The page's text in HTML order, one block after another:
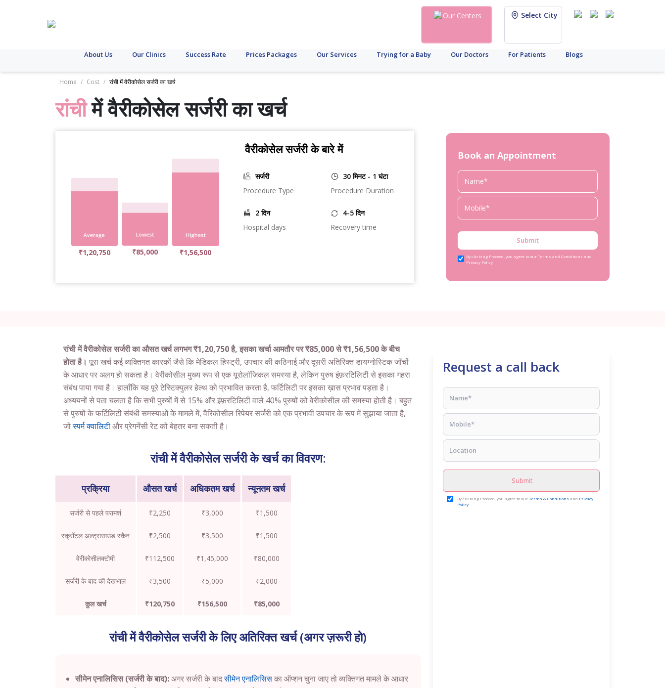
Our Centers Select City
About Us Our Clinics Success Rate Prices Packages Our Services Trying for a Baby Our Doctors For Patients Blogs
Home / Cost / रांची में वैरीकोसेल सर्जरी का खर्च
रांचीमें वैरीकोसेल सर्जरी का खर्च
₹1,20,750 ₹85,000 ₹1,56,500
वैरीकोसेल सर्जरी के बारे में
सर्जरी
Procedure Type
30 मिनट - 1 घंटा
Procedure Duration
2 दिन
Hospital days
4-5 दिन
Recovery time
Book an Appointment
Submit
By clicking Proceed, you agree to our Terms and Conditions and
Privacy Policy
रांची में वैरीकोसेल सर्जरी का औसत खर्च लगभग ₹1,20,750 है, इसका खर्चा आमतौर पर ₹85,000 से ₹1,56,500 के बीच
होता है। पूरा खर्च कई व्यक्तिगत कारकों जैसे कि मेडिकल हिस्ट्री, उपचार की कठिनाई और दूसरी अतिरिक्त डायग्नोस्टिक जाँचों
के आधार पर अलग हो सकता है। वेरीकोसील मुख्य रूप से एक यूरोलॉजिकल समस्या है, लेकिन पुरुष इंफ़रटिलिटी से इसका गहरा
संबंध पाया गया है। हालाँकि यह पूरे टेस्टिक्युलर हेल्थ को प्रभावित करता है, फर्टिलिटी पर इसका ख़ास प्रभाव पड़ता है।
अध्ययनों से पता चलता है कि सभी पुरुषों में से 15% और इंफ़रटिलिटी वाले 40% पुरुषों को वेरीकोसील की समस्या होती है। बहुत
से पुरुषों के फर्टिलिटी संबंधी समस्याओं के मामले में, वैरिकोसील रिपेयर सर्जरी को एक प्रभावी उपचार के रूप में सुझाया जाता है,
जोस्पर्म क्वालिटीऔर प्रेगनेंसी रेट को बेहतर बना सकती है।
रांची में वैरीकोसेल सर्जरी के खर्च का विवरण:
प्रक्रिया औसत खर्च अधिकतम खर्च न्यूनतम खर्च
सर्जरी से पहले परामर्श ₹2,250 ₹3,000 ₹1,500
स्क्रॉटल अल्ट्रासाउंड स्कैन ₹2,500 ₹3,500 ₹1,500
वेरीकोसीलक्टोमी ₹112,500 ₹1,45,000 ₹80,000
सर्जरी के बाद की देखभाल ₹3,500 ₹5,000 ₹2,000
कुल खर्च ₹120,750 ₹156,500 ₹85,000
रांची में वैरीकोसेल सर्जरी के लिए अतिरिक्त खर्च (अगर ज़रूरी हो)
सीमेन एनालिसिस (सर्जरी के बाद):अगर सर्जरी के बादसीमेन एनालिसिसका ऑप्शन चुना जाए तो व्यक्तिगत मामले के आधार
Request a call back
Submit
By clicking Proceed, you agree to ourTerms & Conditions and Privacy
Policy